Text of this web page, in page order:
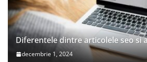
Diferentele dintre articolele seo si
decembrie 1, 2024